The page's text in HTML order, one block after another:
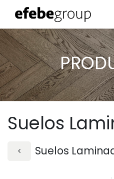
Skip to Content
Suelos
Suelos